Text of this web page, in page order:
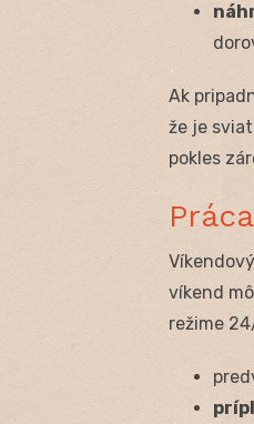
Ak
že je
pokles
víkend
režime